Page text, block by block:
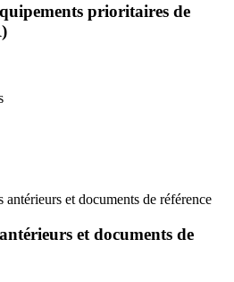
prioritaires de
antérieurs et documents de référence
et documents de